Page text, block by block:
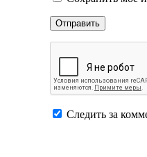
Следить за